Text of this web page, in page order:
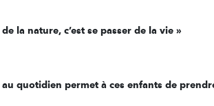
la nature, c’est se passer de la vie »